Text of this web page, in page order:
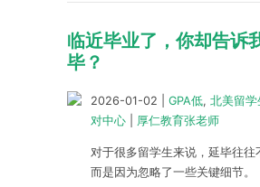
临近毕业了，你却告诉
毕？
2026-01-02 GPA低, 北美留
对中心
厚仁教育张老师
对于很多留学生来说，延毕往往
而是因为忽略了一些关键细节。